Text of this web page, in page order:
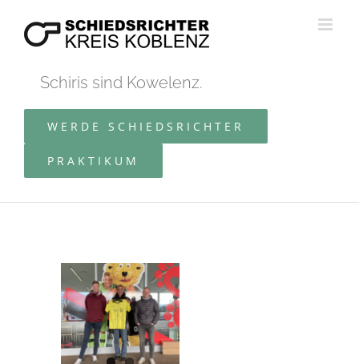
Inhalt
Schiris sind Kowelenz.
WERDE SCHIEDSRICHTER
PRAKTIKUM
Zeige
grösseres
Bild